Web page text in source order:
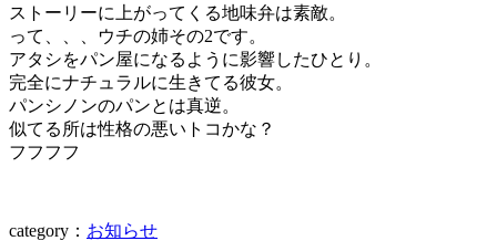
ストーリーに上がってくる地味弁は素敵。
って、、、ウチの姉その2です。
アタシをパン屋になるように影響したひとり。
完全にナチュラルに生きてる彼女。
パンシノンのパンとは真逆。
似てる所は性格の悪いトコかな？
フフフフ
category ： お知らせ